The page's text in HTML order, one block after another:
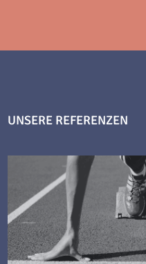
UNSERE REFERENZEN